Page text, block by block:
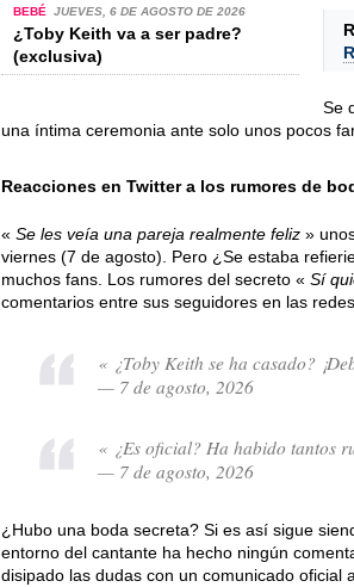
BEBÉ JUEVES, 6 DE AGOSTO DE 2026
¿Toby Keith va a ser padre?
(exclusiva)
Se
una íntima ceremonia ante solo unos pocos
Reacciones en Twitter a los rumores de
« Se les veía una pareja realmente feliz »
viernes (7 de agosto). Pero ¿Se estaba
muchos fans. Los rumores del secreto « Sí
comentarios entre sus seguidores en las redes.
« ¿Toby Keith se ha casado?
— 7 de agosto, 2026
« ¿Es oficial? Ha habido tantos
— 7 de agosto, 2026
¿Hubo una boda secreta? Si es así sigue
entorno del cantante ha hecho ningún
disipado las dudas con un comunicado oficial